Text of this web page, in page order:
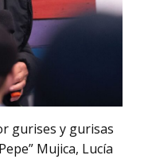
gurises y gurisas
Mujica, Lucía